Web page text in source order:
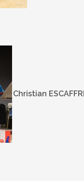
Christian